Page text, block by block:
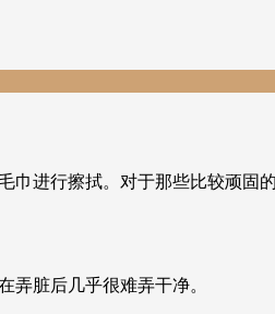
进行擦拭。对于那些比较顽固
弄脏后几乎很难弄干净。